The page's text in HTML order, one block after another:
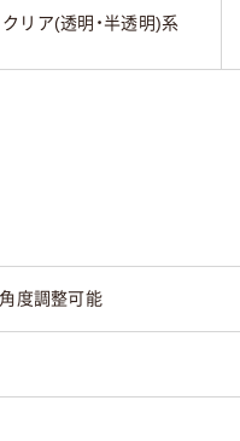
クリア(透明・半透明)系
度調整可能